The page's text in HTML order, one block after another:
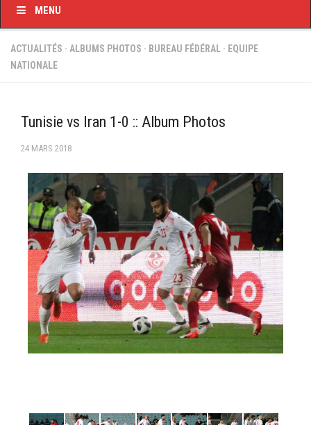
Feuilles de match 2018/2019
Feuille de match 2016/2017
-Ligue I-
-Ligue II-
-Ligue III-
MENU
ACTUALITÉS · ALBUMS PHOTOS · BUREAU FÉDÉRAL · EQUIPE
NATIONALE
Tunisie vs Iran 1-0 :: Album Photos
24 MARS 2018